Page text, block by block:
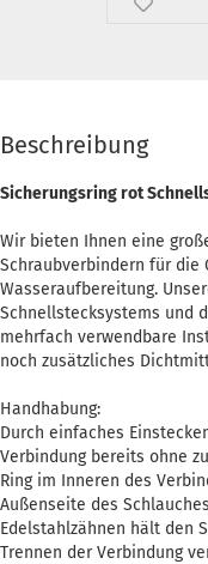
Beschreibung
Sicherungsring rot
Wir bieten Ihnen eine
Schraubverbindern für die
Wasseraufbereitung.
Schnellstecksystems und
mehrfach verwendbare
noch zusätzliches
Handhabung:
Durch einfaches
Verbindung bereits ohne
Ring im Inneren des
Außenseite des
Edelstahlzähnen hält den
Trennen der Verbindung